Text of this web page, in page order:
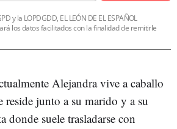
y la LOPDGDD, EL LEÓN DE EL ESPAÑOL
los datos facilitados con la finalidad de remitirle
Alejandra vive a caballo
reside junto a su marido y a su
donde suele trasladarse con